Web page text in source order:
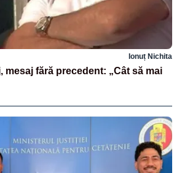
Ionuț Nichita
mesaj fără precedent: „Cât să mai